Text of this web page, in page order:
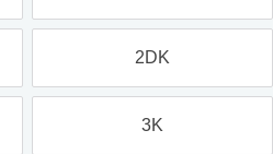
2DK
3K